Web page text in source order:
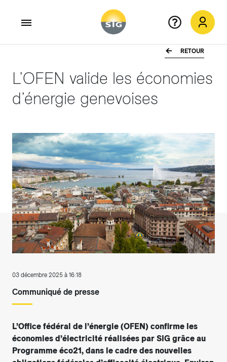
RETOUR
L’OFEN valide les économies
d’énergie genevoises
03 décembre 2025 à 16:18
Communiqué de presse
L’Office fédéral de l’énergie (OFEN) confirme les
économies d’électricité réalisées par SIG grâce au
Programme éco21, dans le cadre des nouvelles